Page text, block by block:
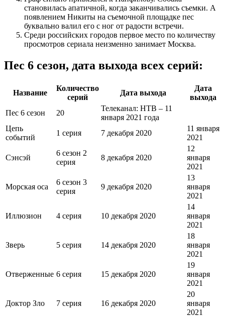
становилась апатичной, когда заканчивались съемки. А
появлением Никиты на съемочной площадке пес
буквально валил его с ног от радости встречи.
Среди российских городов первое место по количеству
просмотров сериала неизменно занимает Москва.
Пес 6 сезон, дата выхода всех серий:
Название
Количество
серий
Дата выхода
Дата
выхода
Пес 6 сезон
20
Телеканал: НТВ – 11
января 2021 года
Цепь
событий
1 серия 7 декабря 2020
11 января
2021
Сэнсэй
6 сезон 2
серия
8 декабря 2020
12
января
2021
Морская оса
6 сезон 3
серия
9 декабря 2020
13
января
2021
Иллюзион 4 серия 10 декабря 2020
14
января
2021
Зверь 5 серия 14 декабря 2020
18
января
2021
Отверженные 6 серия 15 декабря 2020
19
января
2021
Доктор Зло 7 серия 16 декабря 2020
20
января
2021